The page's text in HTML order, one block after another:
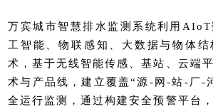
万宾城市智慧排水监测系统利用AIoT
工智能、物联感知、大数据与物体
术，基于无线智能传感、基站、云端
术与产品线，建立覆盖“源-网-站-厂-
全运行监测，通过构建安全预警平台